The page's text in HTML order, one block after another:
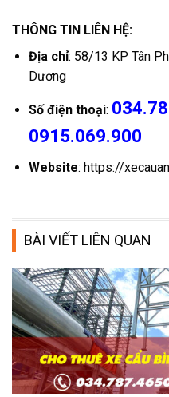
THÔNG TIN LIÊN HỆ:
Địa chỉ: 58/13 KP Tân
Dương
Số điện thoại:
0915.069.900
Website: https://
BÀI VIẾT LIÊN QUAN